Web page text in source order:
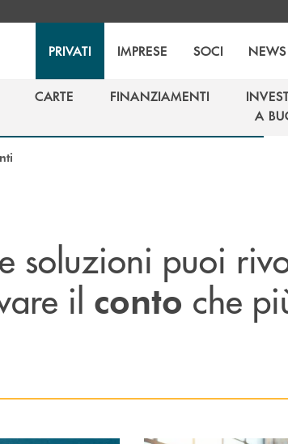
PRIVATI IMPRESE SOCI
CARTE
FINANZIAMENTI
A
A
soluzioni puoi
il conto che